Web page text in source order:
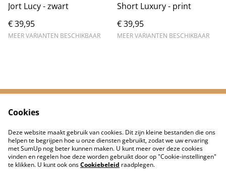
Jort Lucy - zwart
€ 39,95
MEER VARIANTEN BESCHIKBAAR
Short Luxury - print
€ 39,95
MEER VARIANTEN BESCHIKBAAR
Neem contact met
ons op
Privacybeleid
Cookiebeleid
Cookies
Deze website maakt gebruik van cookies. Dit zijn kleine bestanden die ons
helpen te begrijpen hoe u onze diensten gebruikt, zodat we uw ervaring
met SumUp nog beter kunnen maken. U kunt meer over deze cookies
vinden en regelen hoe deze worden gebruikt door op "Cookie-instellingen"
te klikken. U kunt ook onsCookiebeleid raadplegen.